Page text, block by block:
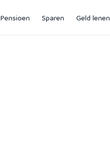
Pensioen Sparen Geld lenen